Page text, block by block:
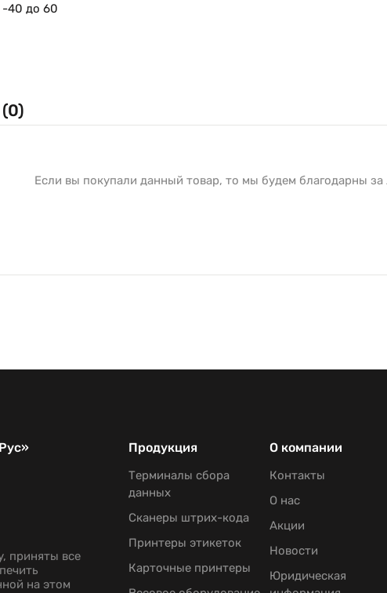
-40 до 60
Если вы покупали данный товар, то мы будем благодарны
Продукция
Терминалы сбора
данных
Сканеры штрих-кода
Принтеры этикеток
Карточные принтеры
О компании
Контакты
О нас
Акции
Новости
Юридическая